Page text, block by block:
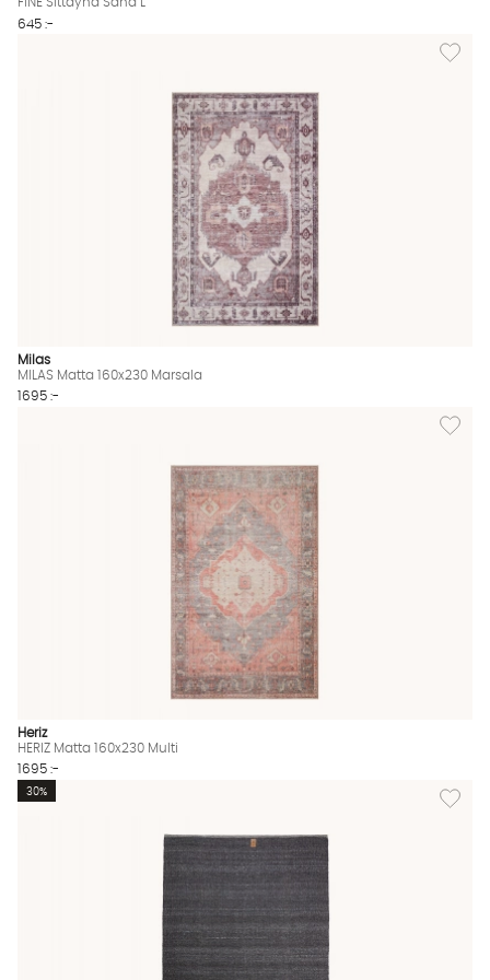
FINE Sittdyna Sand L
645 :-
Lägg
Milas
MILAS Matta 160x230 Marsala
1695 :-
Lägg
Heriz
HERIZ Matta 160x230 Multi
1695 :-
Lägg
30%